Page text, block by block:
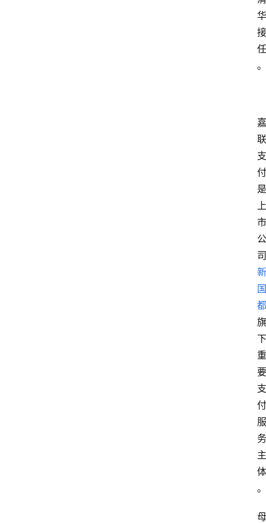
华
接
任
。
嘉
联
支
付
是
上
市
公
司
新
国
都
旗
下
重
要
支
付
服
务
主
体
。
母